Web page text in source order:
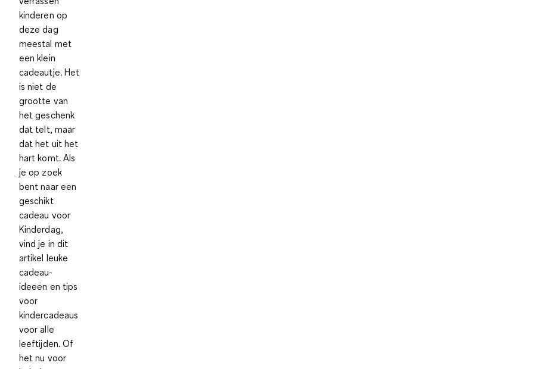
kinderen op
deze dag
meestal met
een klein
cadeautje. Het
is niet de
grootte van
het geschenk
dat telt, maar
dat het uit het
hart komt. Als
je op zoek
bent naar een
geschikt
cadeau voor
Kinderdag,
vind je in dit
artikel leuke
cadeau-
ideeën en tips
voor
kindercadeaus
voor alle
leeftijden. Of
het nu voor